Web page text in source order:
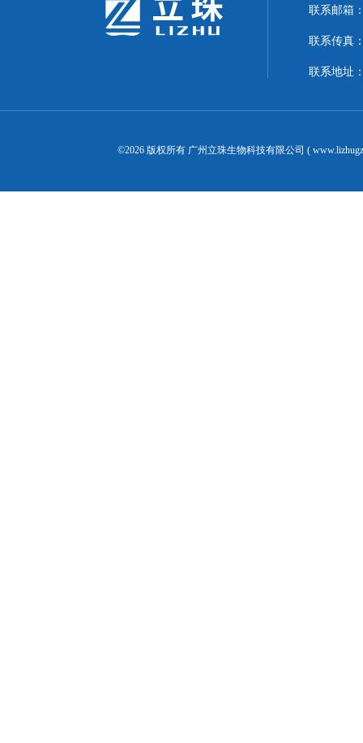
联系邮箱
联系传真
联系地址
©2026 版权所有 广州立珠生物科技有限公司 (